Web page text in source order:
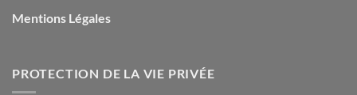
Mentions Légales
PROTECTION DE LA VIE PRIVÉE